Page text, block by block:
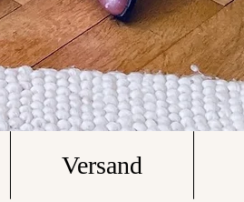
Versand